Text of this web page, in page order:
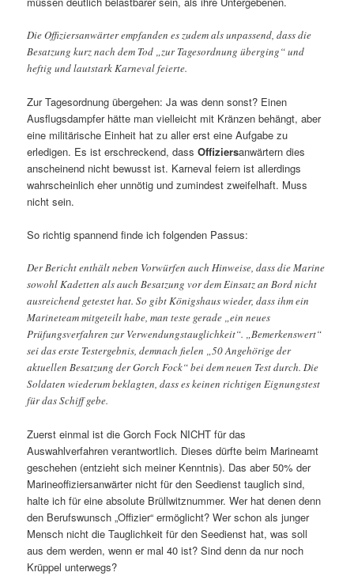
Die Offiziersanwärter empfanden es zudem als unpassend, dass die
Besatzung kurz nach dem Tod „zur Tagesordnung überging“ und
heftig und lautstark Karneval feierte.
Zur Tagesordnung übergehen: Ja was denn sonst? Einen
Ausflugsdampfer hätte man vielleicht mit Kränzen behängt, aber
eine militärische Einheit hat zu aller erst eine Aufgabe zu
erledigen. Es ist erschreckend, dassOffiziersanwärtern dies
anscheinend nicht bewusst ist. Karneval feiern ist allerdings
wahrscheinlich eher unnötig und zumindest zweifelhaft. Muss
nicht sein.
So richtig spannend finde ich folgenden Passus:
Der Bericht enthält neben Vorwürfen auch Hinweise, dass die Marine
sowohl Kadetten als auch Besatzung vor dem Einsatz an Bord nicht
ausreichend getestet hat. So gibt Königshaus wieder, dass ihm ein
Marineteam mitgeteilt habe, man teste gerade „ein neues
Prüfungsverfahren zur Verwendungstauglichkeit“. „Bemerkenswert“
sei das erste Testergebnis, demnach fielen „50 Angehörige der
aktuellen Besatzung der Gorch Fock“ bei dem neuen Test durch. Die
Soldaten wiederum beklagten, dass es keinen richtigen Eignungstest
für das Schiff gebe.
Zuerst einmal ist die Gorch Fock NICHT für das
Auswahlverfahren verantwortlich. Dieses dürfte beim Marineamt
geschehen (entzieht sich meiner Kenntnis). Das aber 50% der
Marineoffiziersanwärter nicht für den Seedienst tauglich sind,
halte ich für eine absolute Brüllwitznummer. Wer hat denen denn
den Berufswunsch „Offizier“ ermöglicht? Wer schon als junger
Mensch nicht die Tauglichkeit für den Seedienst hat, was soll
aus dem werden, wenn er mal 40 ist? Sind denn da nur noch
Krüppel unterwegs?